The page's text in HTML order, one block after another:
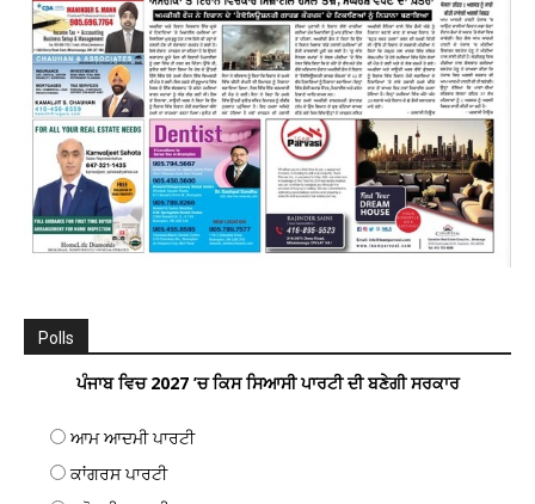
Polls
ਪੰਜਾਬ ਵਿਚ 2027 ’ਚ ਕਿਸ ਸਿਆਸੀ ਪਾਰਟੀ ਦੀ ਬਣੇਗੀ ਸਰਕਾਰ
ਆਮ ਆਦਮੀ ਪਾਰਟੀ
ਕਾਂਗਰਸ ਪਾਰਟੀ